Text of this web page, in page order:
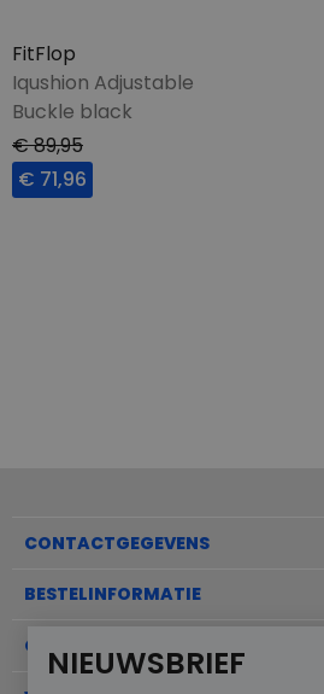
FitFlop
Iqushion Adjustable
Buckle black
€ 89,95
€ 71,96
CONTACTGEGEVENS
BESTELINFORMATIE
OVER MERKSCHOENENSTUNTER.NL
NIEUWSBRIEF